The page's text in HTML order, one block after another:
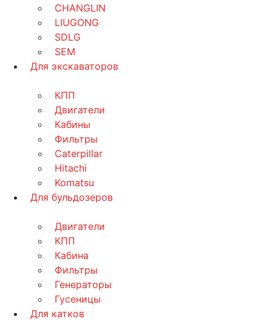
CHANGLIN
LIUGONG
SDLG
SEM
Для экскаваторов
КПП
Двигатели
Кабины
Фильтры
Caterpillar
Hitachi
Komatsu
Для бульдозеров
Двигатели
КПП
Кабина
Фильтры
Генераторы
Гусеницы
Для катков